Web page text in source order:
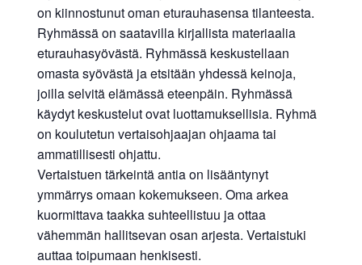
on kiinnostunut oman eturauhasensa tilanteesta.
Ryhmässä on saatavilla kirjallista materiaalia
eturauhasyövästä. Ryhmässä keskustellaan
omasta syövästä ja etsitään yhdessä keinoja,
joilla selvitä elämässä eteenpäin. Ryhmässä
käydyt keskustelut ovat luottamuksellisia. Ryhmä
on koulutetun vertaisohjaajan ohjaama tai
ammatillisesti ohjattu.
Vertaistuen tärkeintä antia on lisääntynyt
ymmärrys omaan kokemukseen. Oma arkea
kuormittava taakka suhteellistuu ja ottaa
vähemmän hallitsevan osan arjesta. Vertaistuki
auttaa toipumaan henkisesti.